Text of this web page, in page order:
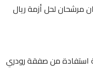
مرشحان لحل أزمة ريال